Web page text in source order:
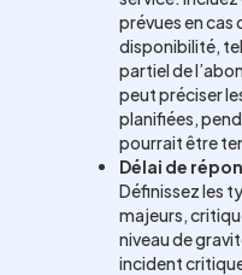
prévues en
disponibilité,
partiel de
peut préciser
planifiées,
pourrait être
Délai de
Définissez les
majeurs,
niveau de
incident